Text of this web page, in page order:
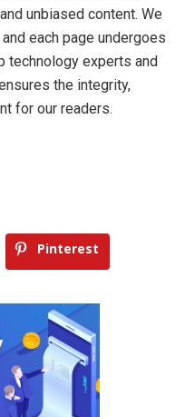
unbiased content. We
each page undergoes
technology experts and
the integrity,
for our readers.
Pinterest